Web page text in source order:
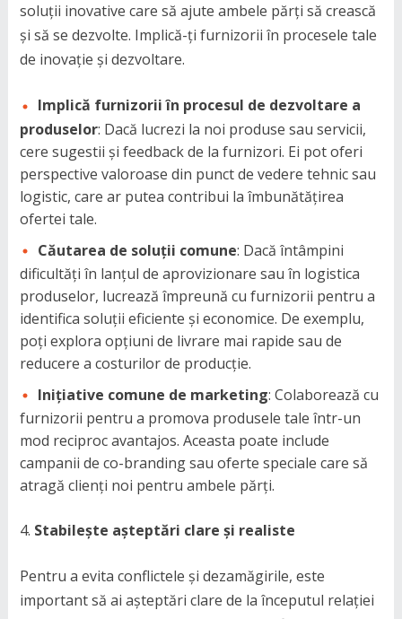
soluții inovative care să ajute ambele părți să crească
și să se dezvolte. Implică-ți furnizorii în procesele tale
de inovație și dezvoltare.
Implică furnizorii în procesul de dezvoltare a
produselor: Dacă lucrezi la noi produse sau servicii,
cere sugestii și feedback de la furnizori. Ei pot oferi
perspective valoroase din punct de vedere tehnic sau
logistic, care ar putea contribui la îmbunătățirea
ofertei tale.
Căutarea de soluții comune: Dacă întâmpini
dificultăți în lanțul de aprovizionare sau în logistica
produselor, lucrează împreună cu furnizorii pentru a
identifica soluții eficiente și economice. De exemplu,
poți explora opțiuni de livrare mai rapide sau de
reducere a costurilor de producție.
Inițiative comune de marketing: Colaborează cu
furnizorii pentru a promova produsele tale într-un
mod reciproc avantajos. Aceasta poate include
campanii de co-branding sau oferte speciale care să
atragă clienți noi pentru ambele părți.
Stabilește așteptări clare și realiste
Pentru a evita conflictele și dezamăgirile, este
important să ai așteptări clare de la începutul relației